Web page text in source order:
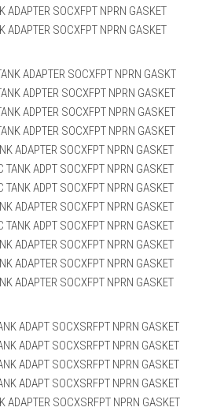
ADAPTER SOCXFPT NPRN GASKET
ADAPTER SOCXFPT NPRN GASKET
ADAPTER SOCXFPT NPRN GASKT
ADPTER SOCXFPT NPRN GASKET
ADPTER SOCXFPT NPRN GASKET
ADPTER SOCXFPT NPRN GASKET
ADAPTER SOCXFPT NPRN GASKET
ADPT SOCXFPT NPRN GASKET
ADPT SOCXFPT NPRN GASKET
ADAPTER SOCXFPT NPRN GASKET
ADPT SOCXFPT NPRN GASKET
ADAPTER SOCXFPT NPRN GASKET
ADAPTER SOCXFPT NPRN GASKET
ADAPTER SOCXFPT NPRN GASKET
ADAPT SOCXSRFPT NPRN GASKET
ADAPT SOCXSRFPT NPRN GASKET
ADAPT SOCXSRFPT NPRN GASKET
ADAPT SOCXSRFPT NPRN GASKET
ADAPTER SOCXSRFPT NPRN GASKET